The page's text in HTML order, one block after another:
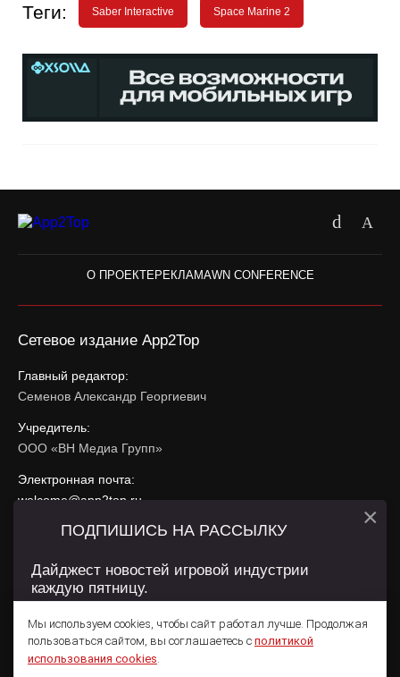
Теги: Saber Interactive Space Marine 2
О ПРОЕКТЕРЕКЛАМАWN CONFERENCE
Сетевое издание App2Top
Главный редактор:
Семенов Александр Георгиевич
Учредитель:
ООО «ВН Медиа Групп»
Электронная почта:
welcome@app2top.ru
При использовании материалов активная ссылка на
Сайт использует IP адреса, cookie, данные геолокации
использования содержатся вПолитике конфиденциальностии
Пользовательском соглашении .
Мы используем cookies, чтобы сайт работал лучше. Продолжая
пользоваться сайтом, вы соглашаетесь с политикой
использования cookies.
ПОДПИШИСЬ НА РАССЫЛКУ
Дайджест новостей игровой индустрии
каждую пятницу.
×